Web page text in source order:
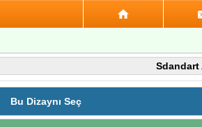
Sdandart
Bu Dizaynı Seç